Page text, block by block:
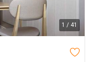
1 / 41